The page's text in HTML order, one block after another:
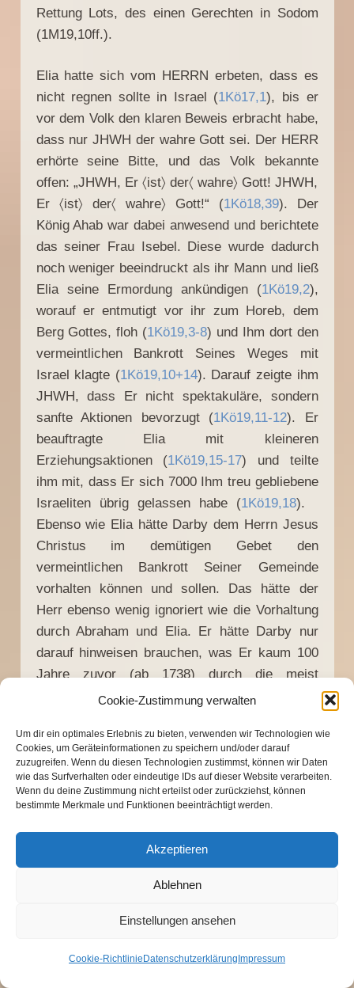
Cookie-Zustimmung verwalten
Um dir ein optimales Erlebnis zu bieten, verwenden wir Technologien wie
Cookies, um Geräteinformationen zu speichern und/oder darauf
zuzugreifen. Wenn du diesen Technologien zustimmst, können wir Daten
wie das Surfverhalten oder eindeutige IDs auf dieser Website verarbeiten.
Wenn du deine Zustimmung nicht erteilst oder zurückziehst, können
bestimmte Merkmale und Funktionen beeinträchtigt werden.
Akzeptieren
Ablehnen
Einstellungen ansehen
Cookie-RichtlinieDatenschutzerklärungImpressum
Rettung Lots, des einen Gerechten in Sodom
(1M19,10ff.).
Elia hatte sich vom HERRN erbeten, dass es
nicht regnen sollte in Israel (1Kö17,1), bis er
vor dem Volk den klaren Beweis erbracht habe,
dass nur JHWH der wahre Gott sei. Der HERR
erhörte seine Bitte, und das Volk bekannte
offen: „JHWH, Er 〈ist〉 der〈 wahre〉 Gott! JHWH,
Er 〈ist〉 der〈 wahre〉 Gott!“ (1Kö18,39). Der
König Ahab war dabei anwesend und berichtete
das seiner Frau Isebel. Diese wurde dadurch
noch weniger beeindruckt als ihr Mann und ließ
Elia seine Ermordung ankündigen (1Kö19,2),
worauf er entmutigt vor ihr zum Horeb, dem
Berg Gottes, floh (1Kö19,3-8) und Ihm dort den
vermeintlichen Bankrott Seines Weges mit
Israel klagte (1Kö19,10+14). Darauf zeigte ihm
JHWH, dass Er nicht spektakuläre, sondern
sanfte Aktionen bevorzugt (1Kö19,11-12). Er
beauftragte Elia mit kleineren
Erziehungsaktionen (1Kö19,15-17) und teilte
ihm mit, dass Er sich 7000 Ihm treu gebliebene
Israeliten übrig gelassen habe (1Kö19,18).
Ebenso wie Elia hätte Darby dem Herrn Jesus
Christus im demütigen Gebet den
vermeintlichen Bankrott Seiner Gemeinde
vorhalten können und sollen. Das hätte der
Herr ebenso wenig ignoriert wie die Vorhaltung
durch Abraham und Elia. Er hätte Darby nur
darauf hinweisen brauchen, was Er kaum 100
Jahre zuvor (ab 1738) durch die meist
Freiluftpredigten der Brüder John (1703-1791)
Whitefield (1714-1770) (sprich: wittfield) vor oft
Zehntausenden Zuhörern gewirkt hatte, sodass
Hunderttausende von Arbeitern mit ihren
Familien zum lebendigen persönlichen Glauben
methodistischen Bewegung innerhalb der
anglikanischen Kirche. Diese einfachen, kaum
gebildeten Methodismus-Christen, die an den
keine hochgeistlichen Elitechristen und hatten
kaum Ansehen in ihrer Kirche. Ebenso hatte der